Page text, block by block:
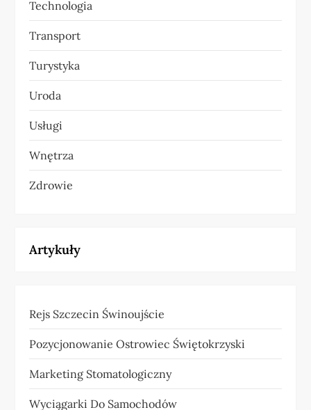
Technologia
Transport
Turystyka
Uroda
Usługi
Wnętrza
Zdrowie
Artykuły
Rejs Szczecin Świnoujście
Pozycjonowanie Ostrowiec Świętokrzyski
Marketing Stomatologiczny
Wyciągarki Do Samochodów